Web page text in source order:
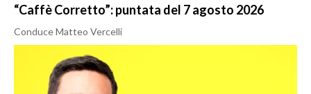
“Caffè Corretto”: puntata del 7 agosto 2026
Conduce Matteo Vercelli